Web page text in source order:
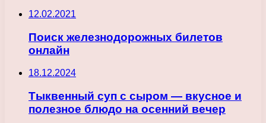
12.02.2021
Поиск железнодорожных билетов
онлайн
18.12.2024
Тыквенный суп с сыром — вкусное и
полезное блюдо на осенний вечер